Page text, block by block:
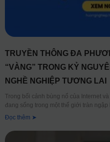
TRUYỀN THÔNG ĐA
“VÀNG” TRONG KỶ
NGHỀ NGHIỆP TƯƠNG LAI
Trong bối cảnh bùng nổ của Internet
đang sống trong một thế giới tràn
Đọc thêm ➤